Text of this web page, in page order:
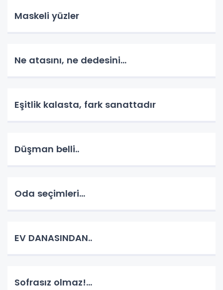
Maskeli yüzler
Ne atasını, ne dedesini...
Eşitlik kalasta, fark sanattadır
Düşman belli..
Oda seçimleri...
EV DANASINDAN..
Sofrasız olmaz!...